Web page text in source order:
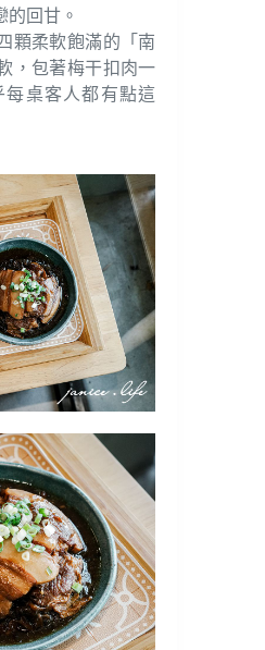
的回甘。
顆柔軟飽滿的「南
，包著梅干扣肉一
桌客人都有點這